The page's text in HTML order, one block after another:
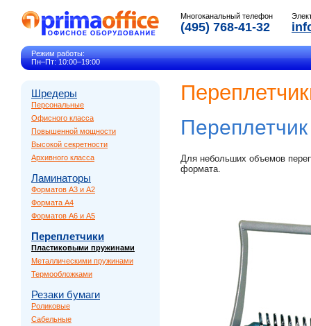
Многоканальный телефон
(495) 768-41-32
Режим работы:
Пн–Пт: 10:00–19:00
Шредеры
Персональные
Офисного класса
Повышенной мощности
Высокой секретности
Архивного класса
Ламинаторы
Форматов A3 и A2
Формата A4
Форматов A6 и A5
Переплетчики
Пластиковыми пружинами
Металлическими пружинами
Термообложками
Резаки бумаги
Роликовые
Сабельные
Для небольших объемов
формата.